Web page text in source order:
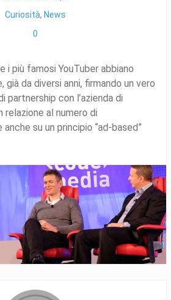
Curiosità, News
0
i più famosi YouTuber abbiano
già da diversi anni, firmando un vero
con l’azienda di
relazione al numero di
anche su un principio “ad-based”